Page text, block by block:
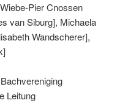
Pier Cnossen
van Siburg], Michaela
Wandscherer],
Leitung